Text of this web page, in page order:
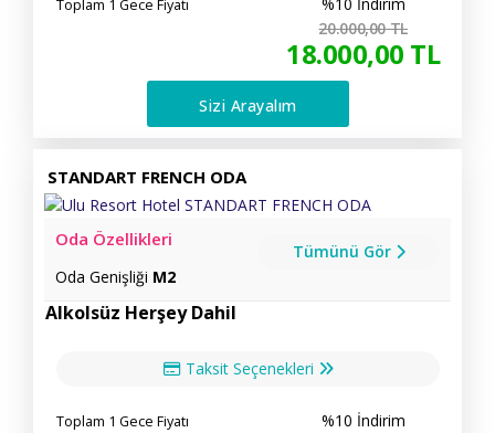
Toplam 1 Gece Fiyatı
20.000,00TL
18.000,00 TL
Sizi Arayalım
STANDART FRENCH ODA
Oda Özellikleri
Oda Genişliği M2
Tümünü Gör
Alkolsüz Herşey Dahil
Taksit Seçenekleri
Toplam 1 Gece Fiyatı
%10 İndirim